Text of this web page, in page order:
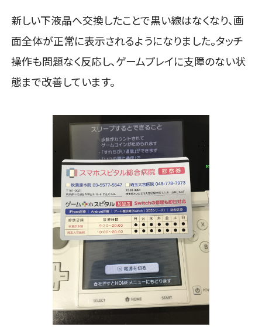
新しい下液晶へ交換したことで黒い線はなくなり、画
面全体が正常に表示されるようになりました。タッチ
操作も問題なく反応し、ゲームプレイに支障のない状
態まで改善しています。